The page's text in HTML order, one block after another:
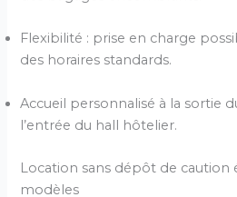
Flexibilité : prise en charge
des horaires standards.
Accueil personnalisé à la sortie
l’entrée du hall hôtelier.
Location sans dépôt de caution
modèles